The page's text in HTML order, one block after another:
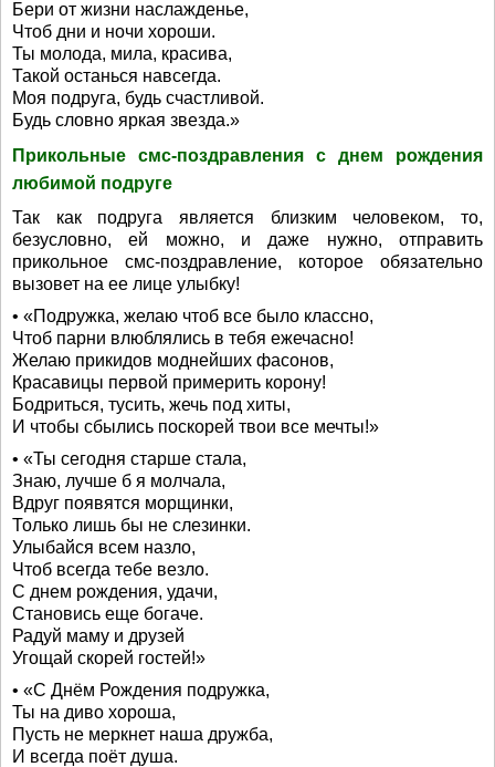
Бери от жизни наслажденье,
Чтоб дни и ночи хороши.
Ты молода, мила, красива,
Такой останься навсегда.
Моя подруга, будь счастливой.
Будь словно яркая звезда.»
Прикольные смс-поздравления с днем рождения
любимой подруге
Так как подруга является близким человеком, то,
безусловно, ей можно, и даже нужно, отправить
прикольное смс-поздравление, которое обязательно
вызовет на ее лице улыбку!
• «Подружка, желаю чтоб все было классно,
Чтоб парни влюблялись в тебя ежечасно!
Желаю прикидов моднейших фасонов,
Красавицы первой примерить корону!
Бодриться, тусить, жечь под хиты,
И чтобы сбылись поскорей твои все мечты!»
• «Ты сегодня старше стала,
Знаю, лучше б я молчала,
Вдруг появятся морщинки,
Только лишь бы не слезинки.
Улыбайся всем назло,
Чтоб всегда тебе везло.
С днем рождения, удачи,
Становись еще богаче.
Радуй маму и друзей
Угощай скорей гостей!»
• «С Днём Рождения подружка,
Ты на диво хороша,
Пусть не меркнет наша дружба,
И всегда поёт душа.